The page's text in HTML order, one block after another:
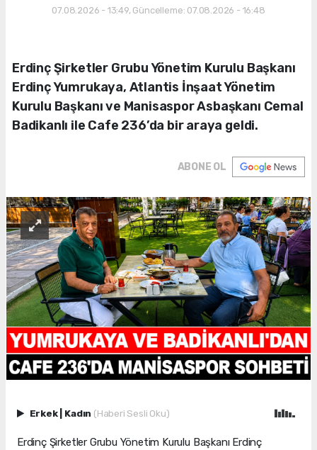
07.08.2026 - 13:49, Güncelleme: 07.08.2026 - 16:48
Erdinç Şirketler Grubu Yönetim Kurulu Başkanı
Erdinç Yumrukaya, Atlantis İnşaat Yönetim
Kurulu Başkanı ve Manisaspor Asbaşkanı Cemal
Badikanlı ile Cafe 236’da bir araya geldi.
ABONE OL
Erkek Kadın (Haberi Sesli Oku)
Erdinç Şirketler Grubu Yönetim Kurulu Başkanı Erdinç